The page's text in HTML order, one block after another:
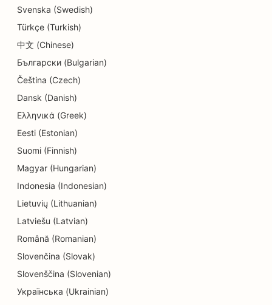
Anak
SEO untuk Toko Donat
SEO untuk Teknisi Listrik
SEO untuk Layanan Penukaran Mata Uang
SEO untuk Toko Elektronik
SEO untuk Perusahaan Teknik
SEO untuk Dokter Gigi Spesialis Endodontik
SEO untuk Hiburan &amp; Rekreasi
EO untuk Restoran Etnik
SEO untuk Restoran Farm-to-Table
SEO untuk Layanan Facelift
Svenska (Swedish)
Türkçe (Turkish)
中文 (Chinese)
Български (Bulgarian)
Čeština (Czech)
Dansk (Danish)
Ελληνικά (Greek)
Eesti (Estonian)
Suomi (Finnish)
Magyar (Hungarian)
Indonesia (Indonesian)
Lietuvių (Lithuanian)
Latviešu (Latvian)
Română (Romanian)
Slovenčina (Slovak)
Slovenščina (Slovenian)
Українська (Ukrainian)